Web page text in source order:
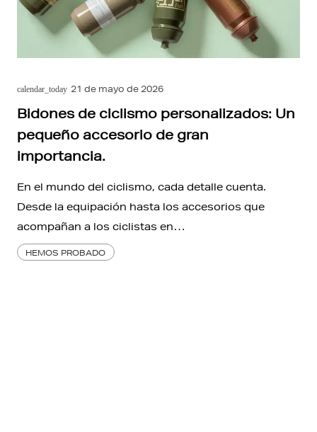
calendar_today 21 de mayo de 2026
Bidones de ciclismo personalizados: Un
pequeño accesorio de gran
importancia.
En el mundo del ciclismo, cada detalle cuenta.
Desde la equipación hasta los accesorios que
acompañan a los ciclistas en…
HEMOS PROBADO